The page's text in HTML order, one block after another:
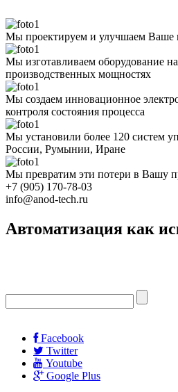
Мы проектируем и улучшаем Ваше
Мы изготавливаем оборудование
производственных мощностях
Мы создаем инновационное
контроля состояния процесса
Мы установили более 120 систем
России, Румынии, Иране
Мы превратим эти потери в Вашу
+7 (905) 170-78-03
info@anod-tech.ru
Автоматизация как
Facebook
Twitter
Youtube
Google Plus